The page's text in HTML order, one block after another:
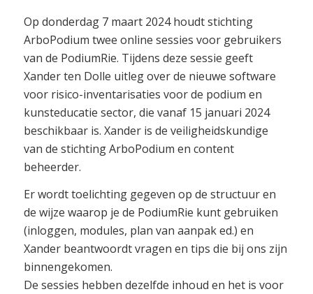
Op donderdag 7 maart 2024 houdt stichting
ArboPodium twee online sessies voor gebruikers
van de PodiumRie. Tijdens deze sessie geeft
Xander ten Dolle uitleg over de nieuwe software
voor risico-inventarisaties voor de podium en
kunsteducatie sector, die vanaf 15 januari 2024
beschikbaar is. Xander is de veiligheidskundige
van de stichting ArboPodium en content
beheerder.
Er wordt toelichting gegeven op de structuur en
de wijze waarop je de PodiumRie kunt gebruiken
(inloggen, modules, plan van aanpak ed.) en
Xander beantwoordt vragen en tips die bij ons zijn
binnengekomen.
De sessies hebben dezelfde inhoud en het is voor